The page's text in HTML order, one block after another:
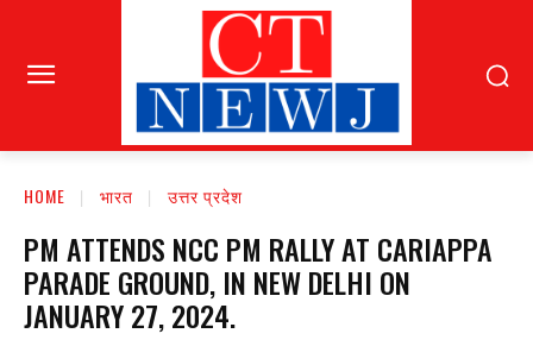
HOME भारत उत्तर प्रदेश
PM ATTENDS NCC PM RALLY AT CARIAPPA
PARADE GROUND, IN NEW DELHI ON
JANUARY 27, 2024.